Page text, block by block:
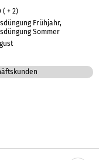
( + 2)
Frühjahr,
Sommer